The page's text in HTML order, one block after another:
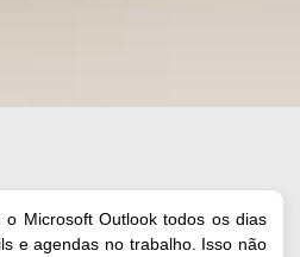
o Microsoft Outlook todos os dias
e agendas no trabalho. Isso não